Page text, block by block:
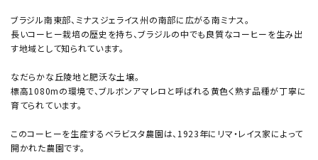
ブラジル南東部、ミナスジェライス州の南部に広がる南ミナス。
長いコーヒー栽培の歴史を持ち、ブラジルの中でも良質なコーヒーを生み出
す地域として知られています。
なだらかな丘陵地と肥沃な土壌。
標高1080mの環境で、ブルボンアマレロと呼ばれる黄色く熟す品種が丁寧に
育てられています。
このコーヒーを生産するベラビスタ農園は、1923年にリマ・レイス家によって
開かれた農園です。